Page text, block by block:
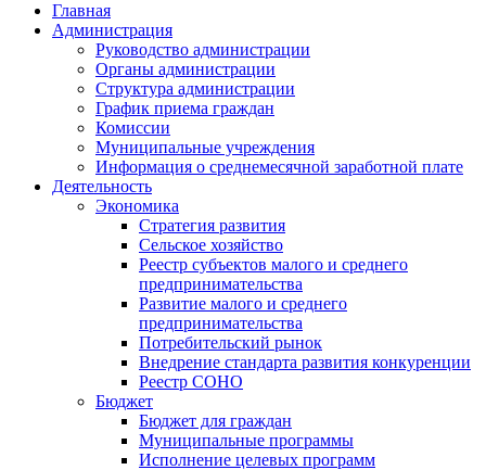
Главная
Администрация
Руководство администрации
Органы администрации
Структура администрации
График приема граждан
Комиссии
Муниципальные учреждения
Информация о среднемесячной заработной плате
Деятельность
Экономика
Стратегия развития
Сельское хозяйство
Реестр субъектов малого и среднего
предпринимательства
Развитие малого и среднего
предпринимательства
Потребительский рынок
Внедрение стандарта развития конкуренции
Реестр СОНО
Бюджет
Бюджет для граждан
Муниципальные программы
Исполнение целевых программ